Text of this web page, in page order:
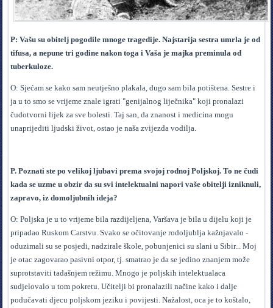
P: Vašu su obitelj pogodile mnoge tragedije. Najstarija sestra umrla je od
tifusa, a nepune tri godine nakon toga i Vaša je majka preminula od
tuberkuloze.
O: Sjećam se kako sam neutješno plakala, dugo sam bila potištena. Sestre i
ja u to smo se vrijeme znale igrati "genijalnog liječnika" koji pronalazi
čudotvorni lijek za sve bolesti. Taj san, da znanost i medicina mogu
unaprijediti ljudski život, ostao je naša zvijezda vodilja.
P. Poznati ste po velikoj ljubavi prema svojoj rodnoj Poljskoj. To ne čudi
kada se uzme u obzir da su svi intelektualni napori vaše obitelji izniknuli,
zapravo, iz domoljubnih ideja?
O: Poljska je u to vrijeme bila razdijeljena, Varšava je bila u dijelu koji je
pripadao Ruskom Carstvu. Svako se očitovanje rodoljublja kažnjavalo -
oduzimali su se posjedi, nadzirale škole, pobunjenici su slani u Sibir... Moj
je otac zagovarao pasivni otpor, tj. smatrao je da se jedino znanjem može
suprotstaviti tadašnjem režimu. Mnogo je poljskih intelektualaca
sudjelovalo u tom pokretu. Učitelji bi pronalazili načine kako i dalje
podučavati djecu poljskom jeziku i povijesti. Nažalost, oca je to koštalo,